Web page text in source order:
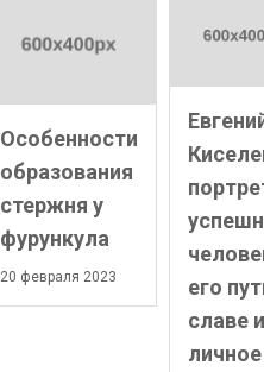
Особенности
образования
стержня у
фурункула
20 февраля 2023
его
славе и
личное